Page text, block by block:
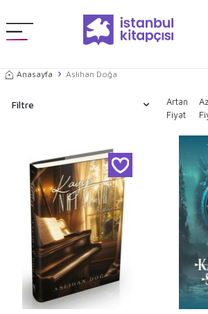
Anasayfa Aslıhan Doğa
Filtre
Artan
Fiyat